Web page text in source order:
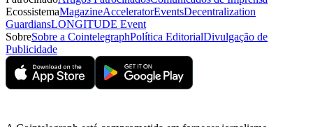
EcossistemaMagazineAcceleratorEventsDecentralization
GuardiansLONGITUDE Event
SobreSobre a CointelegraphPolítica EditorialDivulgação de
Publicidade